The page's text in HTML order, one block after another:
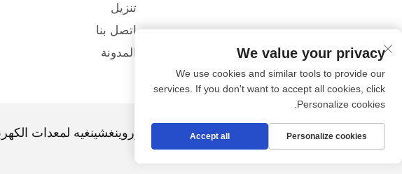
تنزيل
اتصل بنا
المدونة
حقوق الطبع والنشر © شركة تيانجين هاوروينغشينغيه لمعدات
الخصوصية
We value your privacy
We use cookies and similar tools to provide our
services. If you don't want to accept all cookies, click
Personalize cookies.
Personalize cookies
Accept all